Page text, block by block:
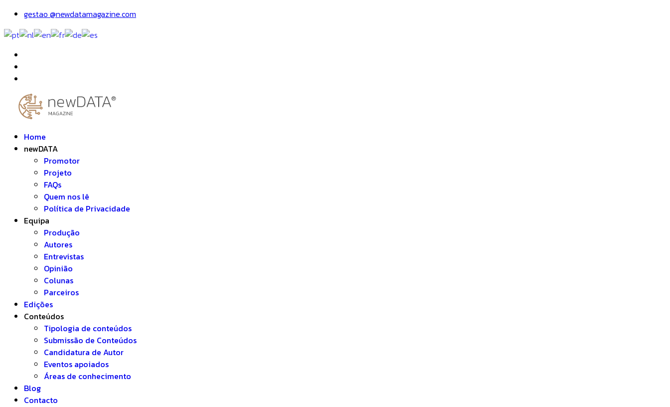
gestao @newdatamagazine.com
Home
newDATA
Promotor
Projeto
FAQs
Quem nos lê
Política de Privacidade
Equipa
Produção
Autores
Entrevistas
Opinião
Colunas
Parceiros
Edições
Conteúdos
Tipologia de conteúdos
Submissão de Conteúdos
Candidatura de Autor
Eventos apoiados
Áreas de conhecimento
Blog
Contacto